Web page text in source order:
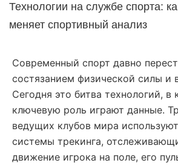
Технологии на службе спорта:
меняет спортивный анализ
Современный спорт давно
состязанием физической силы и
Сегодня это битва технологий, в
ключевую роль играют данные.
ведущих клубов мира
системы трекинга,
движение игрока на поле, его